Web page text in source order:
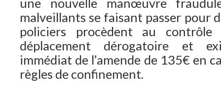
une nouvelle manœuvre
malveillants se faisant passer pour
policiers procèdent au contrôle
déplacement dérogatoire et
immédiat de l’amende de 135€ en
règles de confinement.